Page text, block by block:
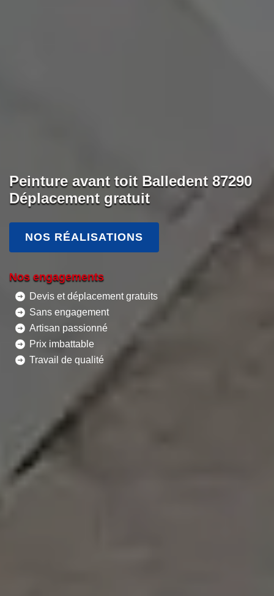
Peinture avant toit Balledent 87290
Déplacement gratuit
NOS RÉALISATIONS
Nos engagements
Devis et déplacement gratuits
Sans engagement
Artisan passionné
Prix imbattable
Travail de qualité